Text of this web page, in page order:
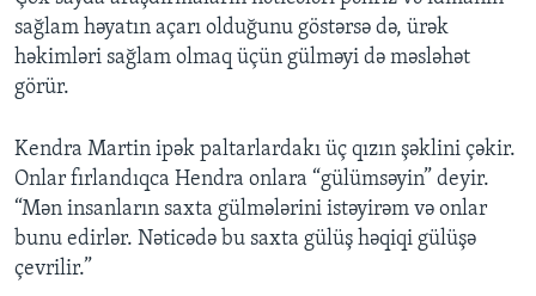
Dillər
sağlam həyatın açarı olduğunu göstərsə də, ürək
həkimləri sağlam olmaq üçün gülməyi də məsləhət
görür.
Kendra Martin ipək paltarlardakı üç qızın şəklini çəkir.
Onlar fırlandıqca Hendra onlara “gülümsəyin” deyir.
“Mən insanların saxta gülmələrini istəyirəm və onlar
bunu edirlər. Nəticədə bu saxta gülüş həqiqi gülüşə
çevrilir.”